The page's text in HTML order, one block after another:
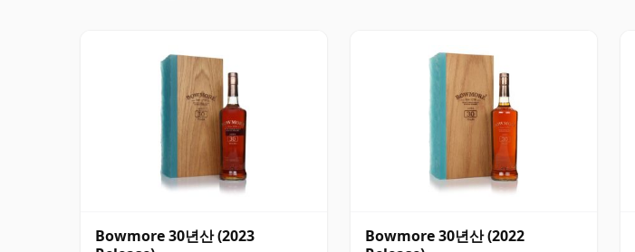
Bowmore 30년산 (2023
Bowmore 30년산 (2022